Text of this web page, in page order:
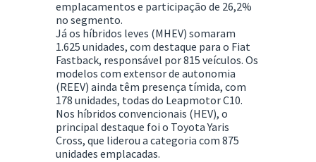
emplacamentos e participação de 26,2%
no segmento.
Já os híbridos leves (MHEV) somaram
1.625 unidades, com destaque para o Fiat
Fastback, responsável por 815 veículos. Os
modelos com extensor de autonomia
(REEV) ainda têm presença tímida, com
178 unidades, todas do Leapmotor C10.
Nos híbridos convencionais (HEV), o
principal destaque foi o Toyota Yaris
Cross, que liderou a categoria com 875
unidades emplacadas.